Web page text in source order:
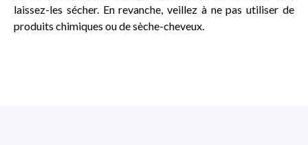
laissez-les sécher. En revanche, veillez à ne pas utiliser de
produits chimiques ou de sèche-cheveux.